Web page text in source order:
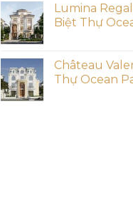
Lumina
Biệt Thự
Château
Thự Ocean